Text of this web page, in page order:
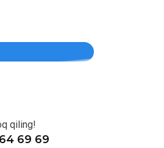
qiling!
69 69